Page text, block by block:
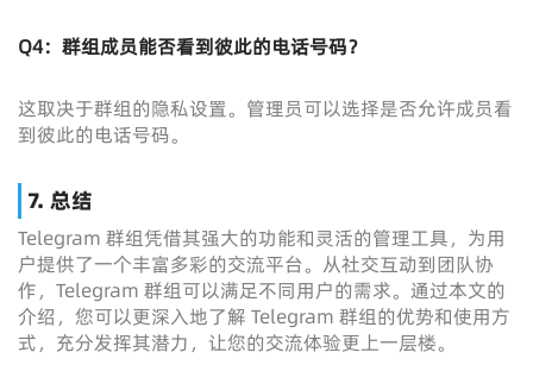
Q4：群组成员能否看到彼此的电话号码？
这取决于群组的隐私设置。管理员可以选择是否允许成员看
到彼此的电话号码。
7. 总结
Telegram 群组凭借其强大的功能和灵活的管理工具，为用
户提供了一个丰富多彩的交流平台。从社交互动到团队协
作，Telegram 群组可以满足不同用户的需求。通过本文的
介绍，您可以更深入地了解 Telegram 群组的优势和使用方
式，充分发挥其潜力，让您的交流体验更上一层楼。